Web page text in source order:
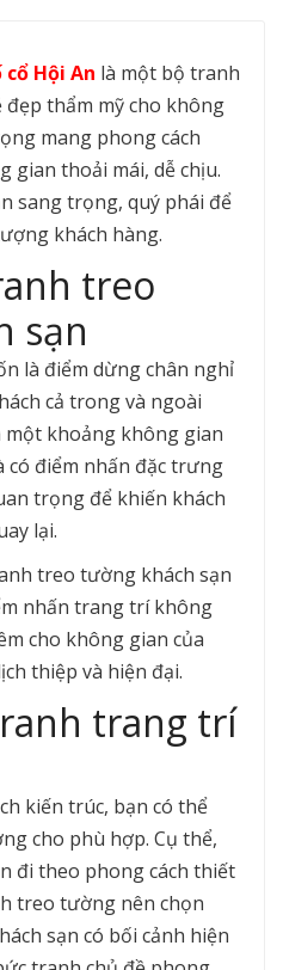
Hội An là một bộ tranh
thẩm mỹ cho không
mang phong cách
gian thoải mái, dễ chịu.
sang trọng, quý phái để
khách hàng.
treo
sạn
là điểm dừng chân nghỉ
cả trong và ngoài
một khoảng không gian
có điểm nhấn đặc trưng
trọng để khiến khách
lại.
treo tường khách sạn
nhấn trang trí không
cho không gian của
thiệp và hiện đại.
trang trí
kiến trúc, bạn có thể
cho phù hợp. Cụ thể,
đi theo phong cách thiết
treo tường nên chọn
sạn có bối cảnh hiện